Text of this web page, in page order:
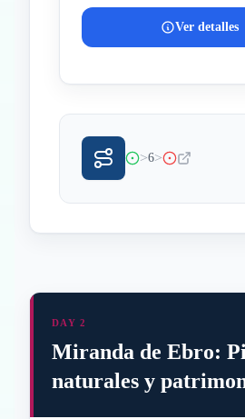
Ver detalles
>6>
DAY 2
Miranda de Ebro:
naturales y